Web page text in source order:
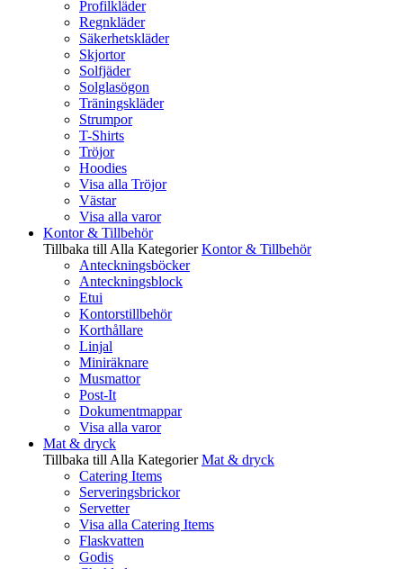
Profilkläder
Regnkläder
Säkerhetskläder
Skjortor
Solfjäder
Solglasögon
Träningskläder
Strumpor
T-Shirts
Tröjor
Hoodies
Visa alla Tröjor
Västar
Visa alla varor
Kontor & Tillbehör
Tillbaka till Alla Kategorier Kontor & Tillbehör
Anteckningsböcker
Anteckningsblock
Etui
Kontorstillbehör
Korthållare
Linjal
Miniräknare
Musmattor
Post-It
Dokumentmappar
Visa alla varor
Mat & dryck
Tillbaka till Alla Kategorier Mat & dryck
Catering Items
Serveringsbrickor
Servetter
Visa alla Catering Items
Flaskvatten
Godis